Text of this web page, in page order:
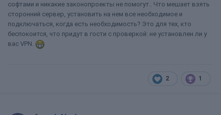
софтами и никакие законопроекты не помогут.. Что мешает взять
сторонний сервер, установить на нем все необходимое и
подключаться, когда есть необходимость? Это для тех, кто
беспокоится, что придут в гости с проверкой: не установлен ли у
вас VPN.
2 1